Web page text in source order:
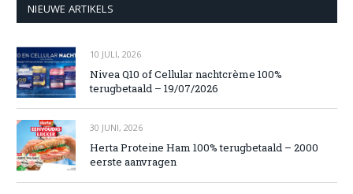
NIEUWE ARTIKELS
10 JULI, 2026
Nivea Q10 of Cellular nachtcrème 100%
terugbetaald – 19/07/2026
30 JUNI, 2026
Herta Proteine Ham 100% terugbetaald – 2000
eerste aanvragen